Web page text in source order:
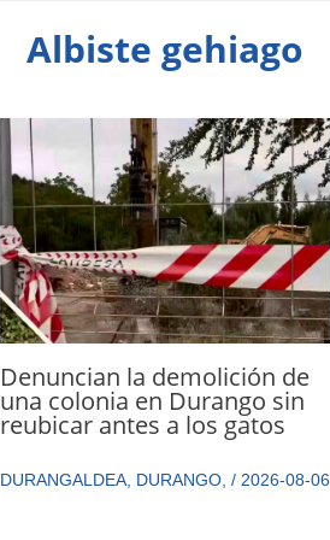
Albiste gehiago
Denuncian la demolición de
una colonia en Durango sin
reubicar antes a los gatos
DURANGALDEA DURANGO ,/ 2026-08-06